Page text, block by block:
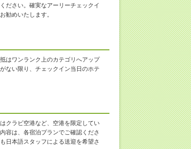
ださい。確実なアーリーチェックイ
勧めいたします。
はワンランク上のカテゴリへアップ
ない限り、チェックイン当日のホテ
クラビ空港など、空港を限定してい
容は、各宿泊プランでご確認くださ
日本語スタッフによる送迎を希望さ